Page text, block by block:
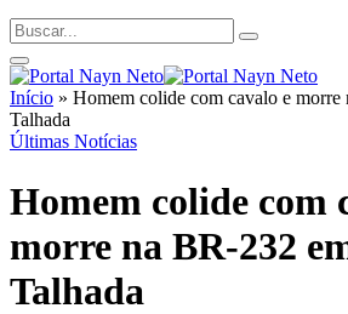
Início » Homem colide com cavalo e morre
Talhada
Últimas Notícias
Homem colide com
morre na BR-232
Talhada